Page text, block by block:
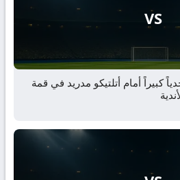
VS
كبيراً أمام أتلتيكو مدريد في قمة